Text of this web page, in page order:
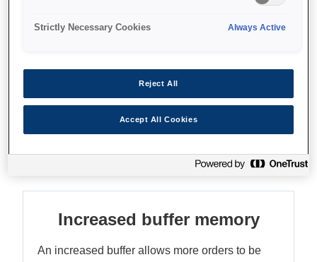
Функції
Easy to use
Easy to set up and use, with hassle-free ribbon
Increased buffer memory
An increased buffer allows more orders to be
Strictly Necessary Cookies Always Active
Reject All
Accept All Cookies